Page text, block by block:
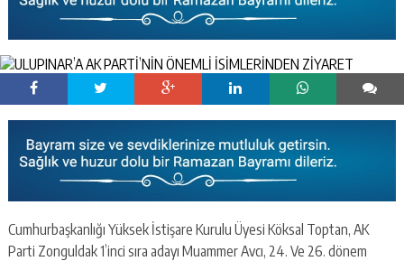
Cumhurbaşkanlığı Yüksek İstişare Kurulu Üyesi Köksal Toptan, AK
Parti Zonguldak 1’inci sıra adayı Muammer Avcı, 24. Ve 26. dönem